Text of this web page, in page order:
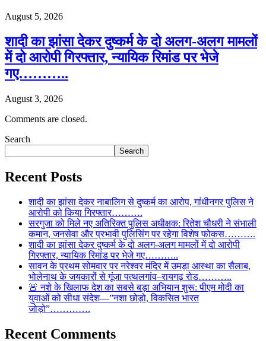
August 5, 2026
शादी का झांसा देकर दुष्कर्म के दो अलग-अलग मामलों
में दो आरोपी गिरफ्तार, न्यायिक रिमांड पर भेजे
गए………..
August 3, 2026
Comments are closed.
Search
Search
Recent Posts
शादी का झांसा देकर नाबालिग से दुष्कर्म का आरोप, गांधीनगर पुलिस ने
आरोपी को किया गिरफ्तार……….
सरगुजा को मिले नए अतिरिक्त पुलिस अधीक्षक: रितेश चौधरी ने संभाली
कमान, जनसेवा और प्रभावी पुलिसिंग पर रहेगा विशेष फोकस……….
शादी का झांसा देकर दुष्कर्म के दो अलग-अलग मामलों में दो आरोपी
गिरफ्तार, न्यायिक रिमांड पर भेजे गए………..
सावन के प्रथम सोमवार पर नरेश्वर मंदिर में उमड़ा आस्था का सैलाब,
भोलेनाथ के जयकारों से गूंजा पत्थलगांव–रायगढ़ रोड………..
🚨 नशे के खिलाफ देश का सबसे बड़ा अभियान शुरू: पीएम मोदी का
युवाओं को सीधा संदेश—”नशा छोड़ो, विकसित भारत
जोड़ो”………….
Recent Comments